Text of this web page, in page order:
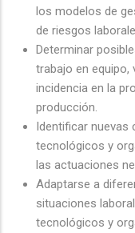
los modelos de
de riesgos
Determinar
trabajo en equipo,
incidencia en la
producción.
Identificar nuevas
tecnológicos y
las actuaciones
Adaptarse a
situaciones
tecnológicos y